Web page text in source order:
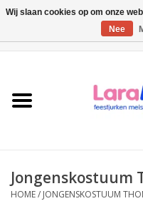
collecties
Bolero meisje
Jongenskostuum
HOME/ JONGENSKOSTUUM
Wij slaan cookies op om onze
Nee